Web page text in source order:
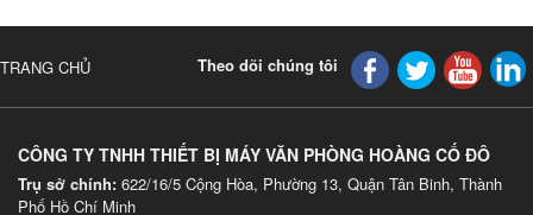
TRANG CHỦ Theo dõi chúng tôi
CÔNG TY TNHH THIẾT BỊ MÁY VĂN PHÒNG HOÀNG CỐ ĐÔ
Trụ sở chính: 622/16/5 Cộng Hòa, Phường 13, Quận Tân Binh, Thành
Phố Hồ Chí Minh